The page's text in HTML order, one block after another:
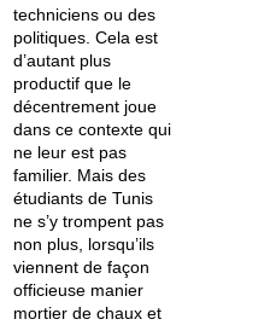
techniciens ou des
politiques. Cela est
d’autant plus
productif que le
décentrement joue
dans ce contexte qui
ne leur est pas
familier. Mais des
étudiants de Tunis
ne s’y trompent pas
non plus, lorsqu’ils
viennent de façon
officieuse manier
mortier de chaux et